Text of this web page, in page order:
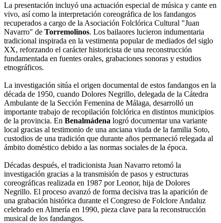
La presentación incluyó una actuación especial de música y cante en
vivo, así como la interpretación coreográfica de los fandangos
recuperados a cargo de la Asociación Folclórica Cultural "Juan
Navarro" de Torremolinos. Los bailaores lucieron indumentaria
tradicional inspirada en la vestimenta popular de mediados del siglo
XX, reforzando el carácter historicista de una reconstrucción
fundamentada en fuentes orales, grabaciones sonoras y estudios
etnográficos.
La investigación sitúa el origen documental de estos fandangos en la
década de 1950, cuando Dolores Negrillo, delegada de la Cátedra
Ambulante de la Sección Femenina de Málaga, desarrolló un
importante trabajo de recopilación folclórica en distintos municipios
de la provincia. En Benalmádena logró documentar una variante
local gracias al testimonio de una anciana viuda de la familia Soto,
custodios de una tradición que durante años permaneció relegada al
ámbito doméstico debido a las normas sociales de la época.
Décadas después, el tradicionista Juan Navarro retomó la
investigación gracias a la transmisión de pasos y estructuras
coreográficas realizada en 1987 por Leonor, hija de Dolores
Negrillo. El proceso avanzó de forma decisiva tras la aparición de
una grabación histórica durante el Congreso de Folclore Andaluz
celebrado en Almería en 1990, pieza clave para la reconstrucción
musical de los fandangos.